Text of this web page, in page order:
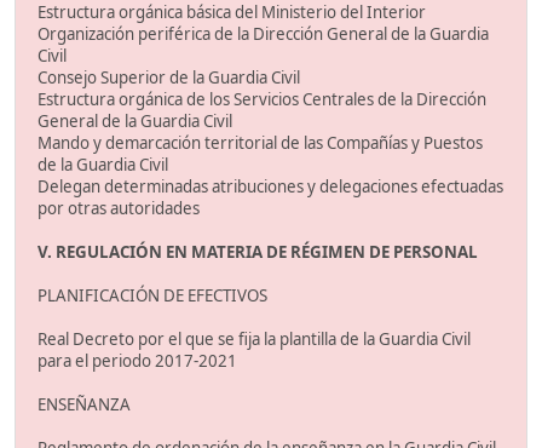
Estructura orgánica básica del Ministerio del Interior
Organización periférica de la Dirección General de la Guardia
Civil
Consejo Superior de la Guardia Civil
Estructura orgánica de los Servicios Centrales de la Dirección
General de la Guardia Civil
Mando y demarcación territorial de las Compañías y Puestos
de la Guardia Civil
Delegan determinadas atribuciones y delegaciones efectuadas
por otras autoridades
V. REGULACIÓN EN MATERIA DE RÉGIMEN DE PERSONAL
PLANIFICACIÓN DE EFECTIVOS
Real Decreto por el que se fija la plantilla de la Guardia Civil
para el periodo 2017-2021
ENSEÑANZA